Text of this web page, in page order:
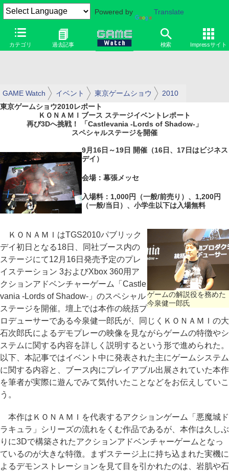
Powered by Translate
カテゴリ 過去記事 検索 Impressサイト
GAME Watch イベント 東京ゲームショウ
2010
東京ゲームショウ2010レポート
ＫＯＮＡＭＩブース ステージイベントレポート
再び3Dへ挑戦！ 「Castlevania -Lords of Shadow-」
スペシャルステージを開催
9月16日～19日 開催（16日、17日はビジネス
デイ）
会場：幕張メッセ
入場料：1,000円（一般/前売り）、1,200円
（一般/当日）、小学生以下は入場無料
ゲームの解説役を務めた
今泉健一郎氏
ＫＯＮＡＭＩはTGS2010パブリック
デイ初日となる18日、同社ブース内の
ステージにて12月16日発売予定のプレ
イステーション 3およびXbox 360用ア
クションアドベンチャーゲーム「Castle
vania -Lords of Shadow-」のスペシャル
ステージを開催。壇上では本作の統括プ
ロデューサーである今泉健一郎氏が、同じくＫＯＮＡＭＩの大
石次郎氏によるデモプレーの映像を見ながらゲームの特徴やシ
ステムに関する内容を詳しく説明するという形で進められた。
以下、本記事ではイベント中に発表された主にゲームシステム
に関する内容と、ブース内にプレイアブル出展されていた本作
を筆者が実際に遊んでみて気付いたことなどをお伝えしていこ
う。
本作はＫＯＮＡＭＩを代表するアクションゲーム「悪魔城ド
ラキュラ」シリーズの流れをくむ作品であるが、本作は久しぶ
りに3Dで構築されたアクションアドベンチャーゲームとなっ
ているのが大きな特徴。まずステージ上に持ち込まれた実機に
よるデモンストレーションを見て目を引かれたのは、岩肌や石